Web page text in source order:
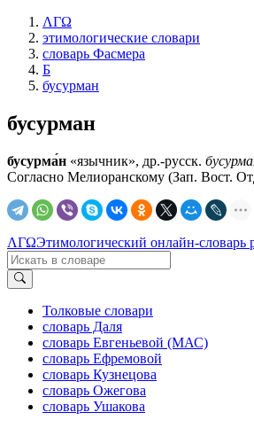
ΛΓΩ
этимологические словари
словарь Фасмера
Б
бусурман
бусурман
бусурма́н «язычник», др.-русск.
Согласно Мелиоранскому (Зап. Вост.
ΛΓΩЭтимологический онлайн-словарь
Толковые словари
словарь Даля
словарь Евгеньевой (МАС)
словарь Ефремовой
словарь Кузнецова
словарь Ожегова
словарь Ушакова